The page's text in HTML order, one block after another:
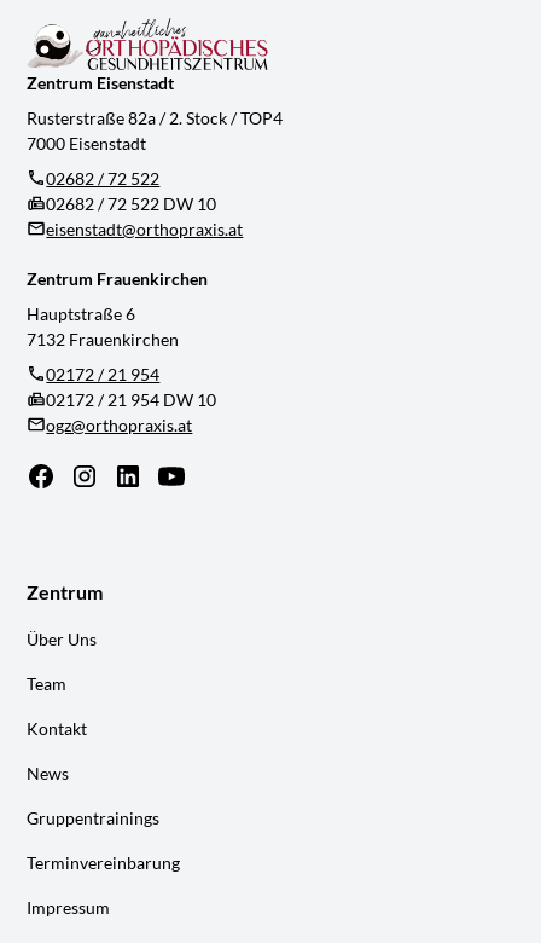
Zentrum Eisenstadt
Rusterstraße 82a / 2. Stock / TOP4
7000 Eisenstadt
02682 / 72 522
02682 / 72 522 DW 10
eisenstadt@orthopraxis.at
Zentrum Frauenkirchen
Hauptstraße 6
7132 Frauenkirchen
02172 / 21 954
02172 / 21 954 DW 10
ogz@orthopraxis.at
Zentrum
Über Uns
Team
Kontakt
News
Gruppentrainings
Terminvereinbarung
Impressum